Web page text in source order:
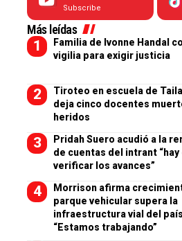
Subscribe
Más leídas
Familia de Ivonne Handal
vigilia para exigir justicia
Tiroteo en escuela de
deja cinco docentes
heridos
Pridah Suero acudió a la
de cuentas del intrant “hay
verificar los avances”
Morrison afirma
parque vehicular supera la
infraestructura vial del país
“Estamos trabajando”